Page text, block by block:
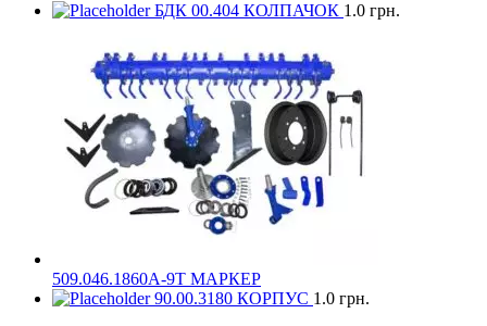
БДК 00.404 КОЛПАЧОК 1.0 грн.
509.046.1860А-9Т МАРКЕР
90.00.3180 КОРПУС 1.0 грн.